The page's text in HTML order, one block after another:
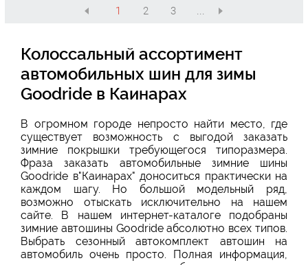
1 2 3 ...
Колоссальный ассортимент
автомобильных шин для зимы
Goodride в Каинарах
В огромном городе непросто найти место, где
существует возможность с выгодой заказать
зимние покрышки требующегося типоразмера.
Фраза заказать автомобильные зимние шины
Goodride в"Каинарах" доноситься практически на
каждом шагу. Но большой модельный ряд,
возможно отыскать исключительно на нашем
сайте. В нашем интернет-каталоге подобраны
зимние автошины Goodride абсолютно всех типов.
Выбрать сезонный автокомплект автошин на
автомобиль очень просто. Полная информация,